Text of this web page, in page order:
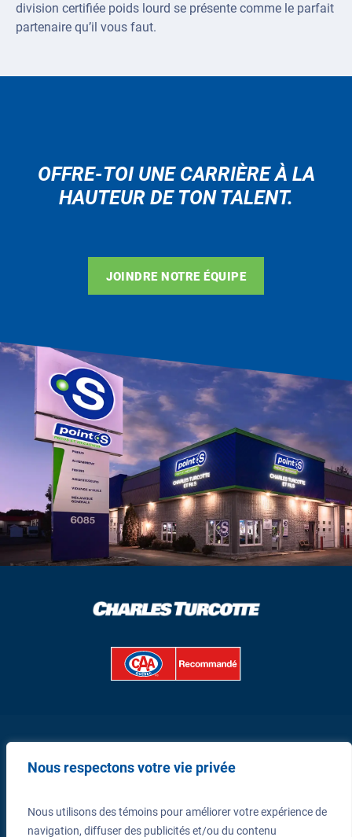
Nous respectons votre vie privée
Nous utilisons des témoins pour améliorer votre expérience de
navigation, diffuser des publicités et/ou du contenu
division certifiée poids lourd se présente comme le parfait
partenaire qu’il vous faut.
OFFRE-TOI UNE CARRIÈRE À LA
HAUTEUR DE TON TALENT.
JOINDRE NOTRE ÉQUIPE
PRENDRE RENDEZ-VOUS